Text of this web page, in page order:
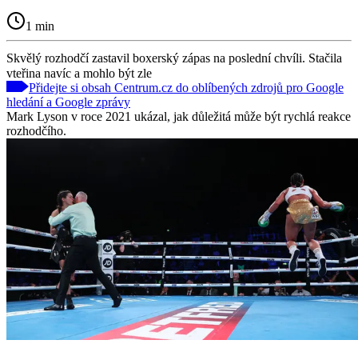
1 min
Skvělý rozhodčí zastavil boxerský zápas na poslední chvíli. Stačila
vteřina navíc a mohlo být zle
Přidejte si obsah Centrum.cz do oblíbených zdrojů pro Google
hledání a Google zprávy
Mark Lyson v roce 2021 ukázal, jak důležitá může být rychlá reakce
rozhodčího.